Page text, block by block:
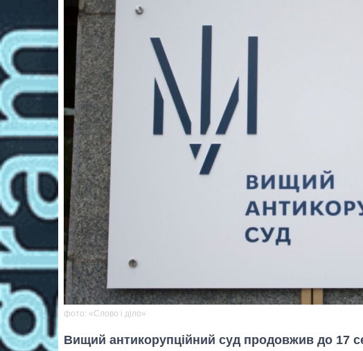
фото: «Слово і діло»
Вищий антикорупційний суд продовжив до 17